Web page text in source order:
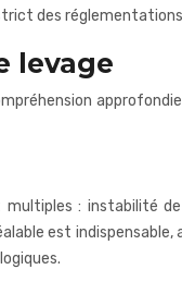
des
levage
: instabilité
est indispensable,